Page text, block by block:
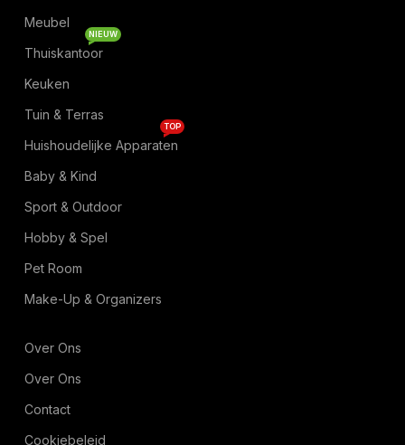
Meubel
Thuiskantoor
NIEUW
Keuken
Tuin & Terras
Huishoudelijke Apparaten
TOP
Baby & Kind
Sport & Outdoor
Hobby & Spel
Pet Room
Make-Up & Organizers
Over Ons
Over Ons
Contact
Cookiebeleid